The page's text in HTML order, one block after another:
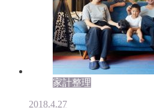
家計整理
2018.4.27